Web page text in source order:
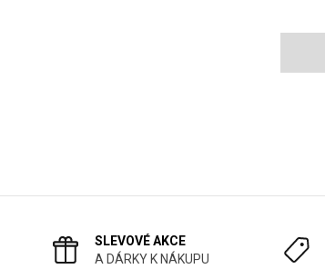
SLEVOVÉ AKCE
A DÁRKY K NÁKUPU